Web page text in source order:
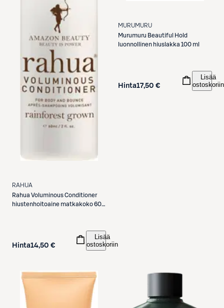
RAHUA
Rahua Voluminous Conditioner
hiustenhoitoaine matkakoko 60
Hinta14,50 €
Lisää
ostoskoriin
MURUMURU
Murumuru Beautiful Hold
luonnollinen hiuslakka 100 ml
Hinta17,50 €
Lisää
ostoskoriin